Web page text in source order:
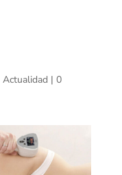
Actualidad | 0